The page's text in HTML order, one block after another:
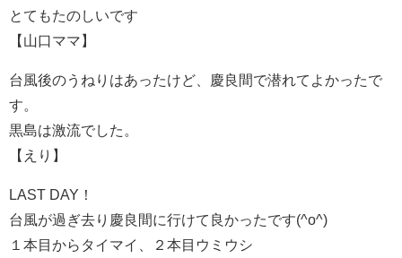
とてもたのしいです
【山口ママ】
台風後のうねりはあったけど、慶良間で潜れてよかったで
す。
黒島は激流でした。
【えり】
LAST DAY！
台風が過ぎ去り慶良間に行けて良かったです(^o^)
１本目からタイマイ、２本目ウミウシ